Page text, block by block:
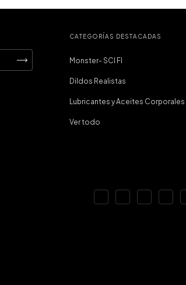
CATEGORÍAS DESTACADAS
Monster- SCI FI
Dildos Realistas
Lubricantes y Aceites Corporales
Ver todo